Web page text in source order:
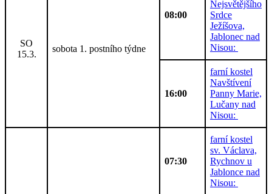
SO
15.3.
sobota 1. postního týdne
08:00
Nejsvětějšího
Srdce
Ježíšova,
Jablonec nad
Nisou:
16:00
farní kostel
Navštívení
Panny Marie,
Lučany nad
Nisou:
07:30
farní kostel
sv. Václava,
Rychnov u
Jablonce nad
Nisou: